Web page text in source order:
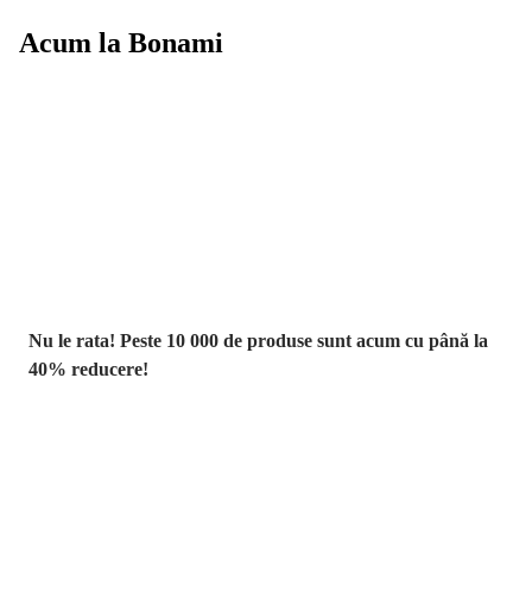
Acum la Bonami
Nu le rata! Peste 10 000 de produse sunt acum cu până la
40% reducere!